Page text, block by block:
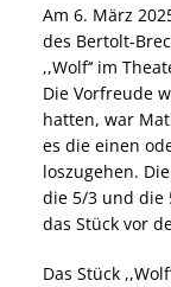
Am 6. März
des Bertolt-
,,Wolf‘‘ im
Die Vorfreude
hatten, war
es die einen
loszugehen.
die 5/3 und die
das Stück vor
Das Stück